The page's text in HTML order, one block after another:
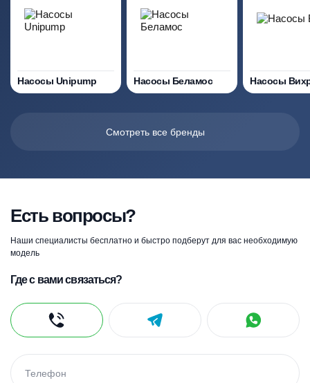
Насосы Unipump Насосы Беламос Насосы
Смотреть все бренды
Есть вопросы?
Наши специалисты бесплатно и быстро подберут для вас необходимую
модель
Где с вами связаться?